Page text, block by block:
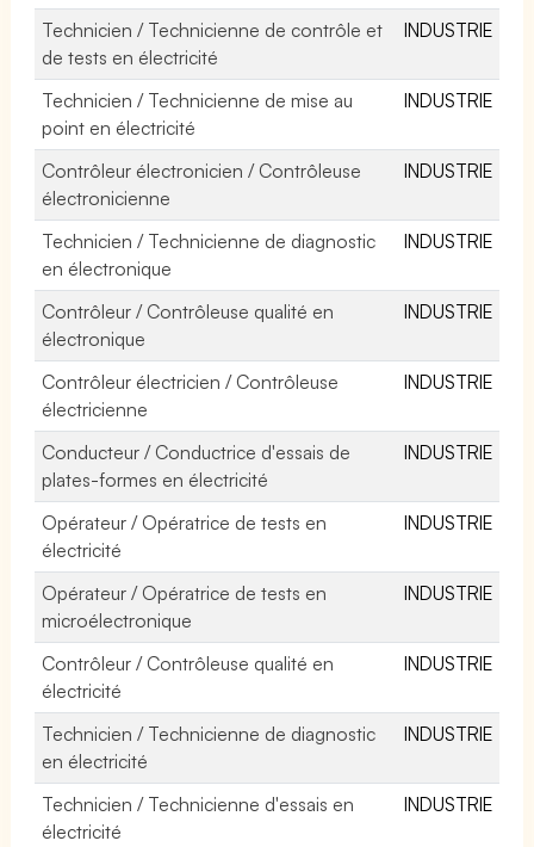
Technicien / Technicienne de contrôle et
de tests en électricité
INDUSTRIE
Technicien / Technicienne de mise au
point en électricité
INDUSTRIE
Contrôleur électronicien / Contrôleuse
électronicienne
INDUSTRIE
Technicien / Technicienne de diagnostic
en électronique
INDUSTRIE
Contrôleur / Contrôleuse qualité en
électronique
INDUSTRIE
Contrôleur électricien / Contrôleuse
électricienne
INDUSTRIE
Conducteur / Conductrice d'essais de
plates-formes en électricité
INDUSTRIE
Opérateur / Opératrice de tests en
électricité
INDUSTRIE
Opérateur / Opératrice de tests en
microélectronique
INDUSTRIE
Contrôleur / Contrôleuse qualité en
électricité
INDUSTRIE
Technicien / Technicienne de diagnostic
en électricité
INDUSTRIE
Technicien / Technicienne d'essais en
électricité
INDUSTRIE